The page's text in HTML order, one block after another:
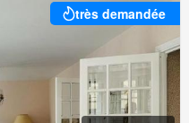
très demandée